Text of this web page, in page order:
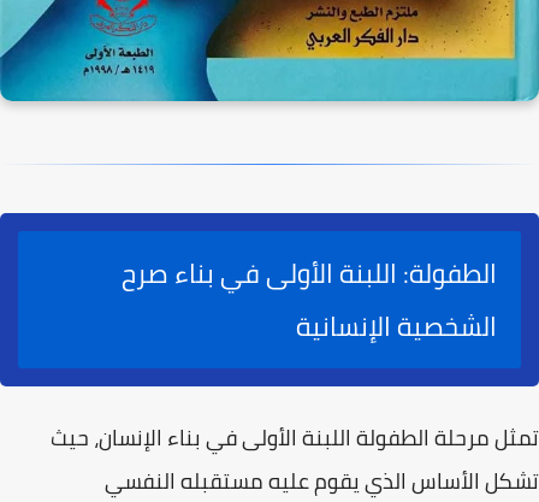
الطفولة: اللبنة الأولى في بناء صرح
الشخصية الإنسانية
تمثلمرحلة الطفولةاللبنة الأولى في بناء الإنسان، حيث
تشكل الأساس الذي يقوم عليه مستقبله النفسي